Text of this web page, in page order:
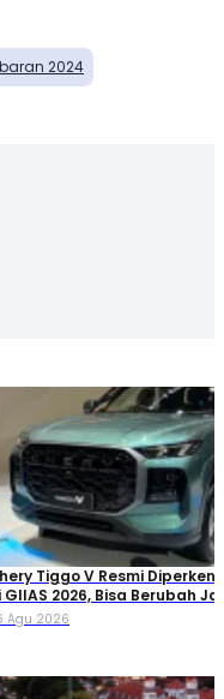
2024
Tiggo V Resmi
GIIAS 2026, Bisa Berubah
Cabin
Agu 2026